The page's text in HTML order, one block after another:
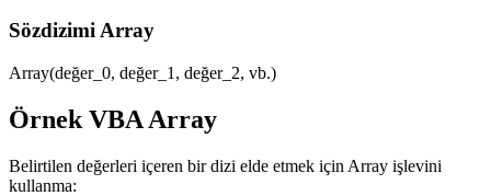
Sözdizimi Array
Array(değer_0, değer_1, değer_2, vb.)
Örnek VBA Array
Belirtilen değerleri içeren bir dizi elde etmek için Array işlevini
kullanma: